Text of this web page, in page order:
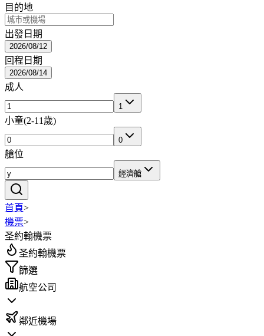
目的地
出發日期
2026/08/12
回程日期
2026/08/14
成人
1
小童(2-11歲)
0
艙位
經濟艙
首頁>
機票>
圣約翰機票
圣約翰機票
篩選
航空公司
鄰近機場